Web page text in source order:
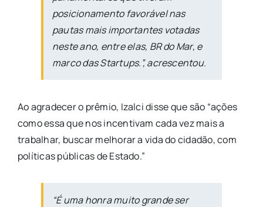
posicionamento favorável nas
pautas mais importantes votadas
neste ano, entre elas, BR do Mar, e
marco das Startups.”, acrescentou.
Ao agradecer o prêmio, Izalci disse que são “ações
como essa que nos incentivam cada vez mais a
trabalhar, buscar melhorar a vida do cidadão, com
políticas públicas de Estado.”
“É uma honra muito grande ser